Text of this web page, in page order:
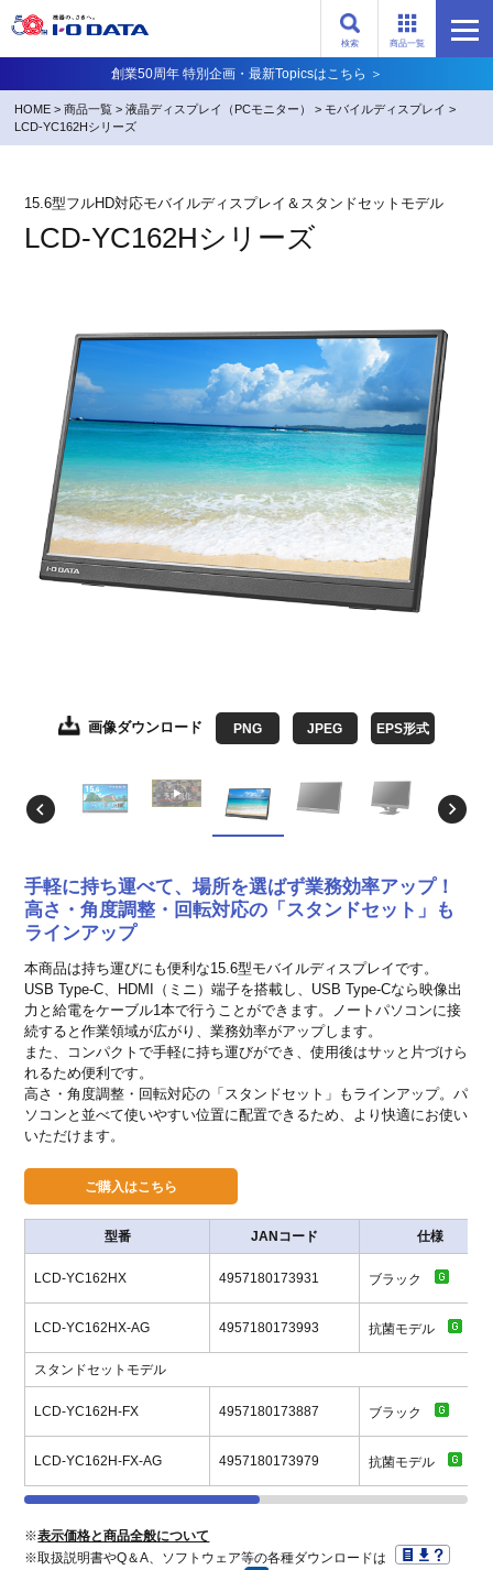
検索 商品一覧
創業50周年 特別企画・最新Topicsはこちら ＞
HOME >商品一覧 >液晶ディスプレイ（PCモニター） >モバイルディスプレイ >
LCD-YC162Hシリーズ
15.6型フルHD対応モバイルディスプレイ＆スタンドセットモデル
LCD-YC162Hシリーズ
画像ダウンロード PNG JPEG EPS形式
画像ダウンロード EPS形式
画像ダウンロード EPS形式
画像ダウンロード EPS形式
画像ダウンロード EPS形式
画像ダウンロード EPS形式
画像ダウンロード EPS形式
画像ダウンロード EPS形式
画像ダウンロード EPS形式
画像ダウンロード EPS形式
手軽に持ち運べて、場所を選ばず業務効率アップ！
高さ・角度調整・回転対応の「スタンドセット」も
ラインアップ
本商品は持ち運びにも便利な15.6型モバイルディスプレイです。
USB Type-C、HDMI（ミニ）端子を搭載し、USB Type-Cなら映像出
力と給電をケーブル1本で行うことができます。ノートパソコンに接
続すると作業領域が広がり、業務効率がアップします。
また、コンパクトで手軽に持ち運びができ、使用後はサッと片づけら
れるため便利です。
高さ・角度調整・回転対応の「スタンドセット」もラインアップ。パ
ソコンと並べて使いやすい位置に配置できるため、より快適にお使い
いただけます。
型番 JANコード 仕様
LCD-YC162HX 4957180173931 ブラック
LCD-YC162HX-AG 4957180173993 抗菌モデル
スタンドセットモデル
LCD-YC162H-FX 4957180173887 ブラック
LCD-YC162H-FX-AG 4957180173979 抗菌モデル
※表示価格と商品全般について
※取扱説明書やQ＆A、ソフトウェア等の各種ダウンロードは